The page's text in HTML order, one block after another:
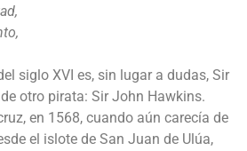
siglo XVI es, sin lugar a dudas, Sir
otro pirata: Sir John Hawkins.
en 1568, cuando aún carecía de
el islote de San Juan de Ulúa,